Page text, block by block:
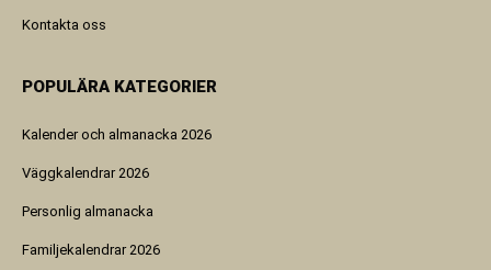
Kontakta oss
POPULÄRA KATEGORIER
Kalender och almanacka 2026
Väggkalendrar 2026
Personlig almanacka
Familjekalendrar 2026